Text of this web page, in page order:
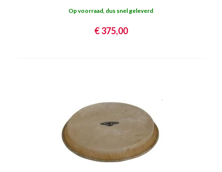
Op voorraad, dus snel geleverd
€ 375,00